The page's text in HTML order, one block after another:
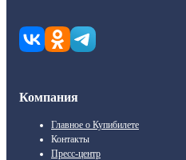
Компания
Главное о Купибилете
Контакты
Пресс-центр